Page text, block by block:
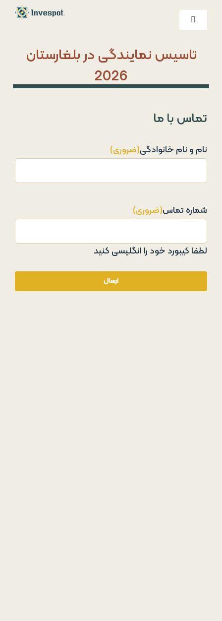
Skip
کنترلر
تاسیس نمایندگی در بلغارستان
2026
تماس با ما
نام و نام خانوادگی(ضروری)
شماره تماس(ضروری)
لطفا کیبورد خود را انگلیسی کنید